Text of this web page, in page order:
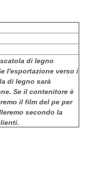
di legno
l'esportazione verso i
di legno sarà
Se il contenitore è
il film del pe per
secondo la